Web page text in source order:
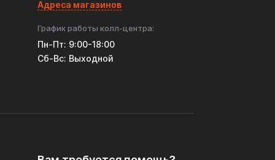
Адреса магазинов
График работы колл-центра:
Пн-Пт: 9:00-18:00
Cб-Вс: Выходной